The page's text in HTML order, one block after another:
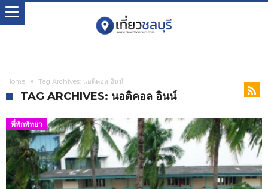
Home Tag Archives: นอติคอล อินน์
TAG ARCHIVES: นอติคอล อินน์
ที่พักพัทยา